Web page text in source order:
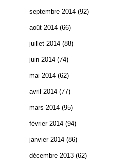
septembre 2014 (92)
août 2014 (66)
juillet 2014 (88)
juin 2014 (74)
mai 2014 (62)
avril 2014 (77)
mars 2014 (95)
février 2014 (94)
janvier 2014 (86)
décembre 2013 (62)